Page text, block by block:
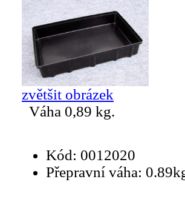
zvětšit obrázek
Váha 0,89 kg.
Kód: 0012020
Přepravní váha: